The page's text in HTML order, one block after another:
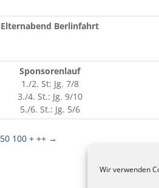
Wir verwenden
Elternabend Berlinfahrt
Sponsorenlauf
1./2. St: Jg. 7/8
3./4. St.: Jg. 9/10
5./6. St.: Jg. 5/6
50 100 + ++ →